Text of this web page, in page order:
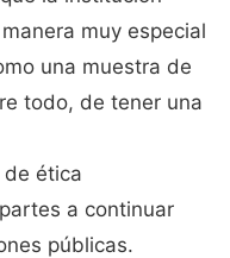
muy especial
una muestra de
todo, de tener una
de ética
a continuar
públicas.